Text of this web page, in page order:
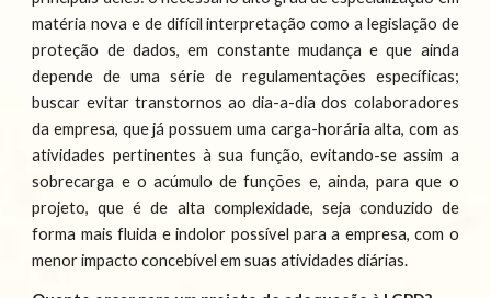
matéria nova e de difícil interpretação como a legislação de
proteção de dados, em constante mudança e que ainda
depende de uma série de regulamentações específicas;
buscar evitar transtornos ao dia-a-dia dos colaboradores
da empresa, que já possuem uma carga-horária alta, com as
atividades pertinentes à sua função, evitando-se assim a
sobrecarga e o acúmulo de funções e, ainda, para que o
projeto, que é de alta complexidade, seja conduzido de
forma mais fluida e indolor possível para a empresa, com o
menor impacto concebível em suas atividades diárias.